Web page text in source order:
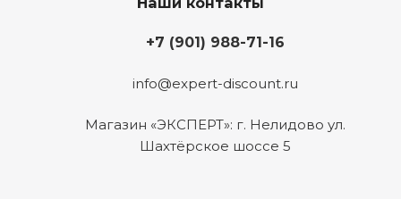
+7 (901) 988-71-16
info@expert-discount.ru
Магазин «ЭКСПЕРТ»: г. Нелидово ул.
Шахтёрское шоссе 5